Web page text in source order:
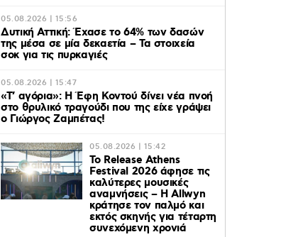
05.08.2026 | 15:56
Δυτική Αττική: Έχασε το 64% των δασών
της μέσα σε μία δεκαετία – Τα στοιχεία
σοκ για τις πυρκαγιές
05.08.2026 | 15:47
«Τ’ αγόρια»: Η Έφη Κοντού δίνει νέα πνοή
στο θρυλικό τραγούδι που της είχε γράψει
ο Γιώργος Ζαμπέτας!
05.08.2026 | 15:42
Το Release Athens
Festival 2026 άφησε τις
καλύτερες μουσικές
αναμνήσεις – Η Allwyn
κράτησε τον παλμό και
εκτός σκηνής για τέταρτη
συνεχόμενη χρονιά